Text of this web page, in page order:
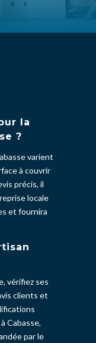
la
?
varient
à couvrir
précis, il
locale
et fournira
vérifiez ses
clients et
Cabasse,
par le